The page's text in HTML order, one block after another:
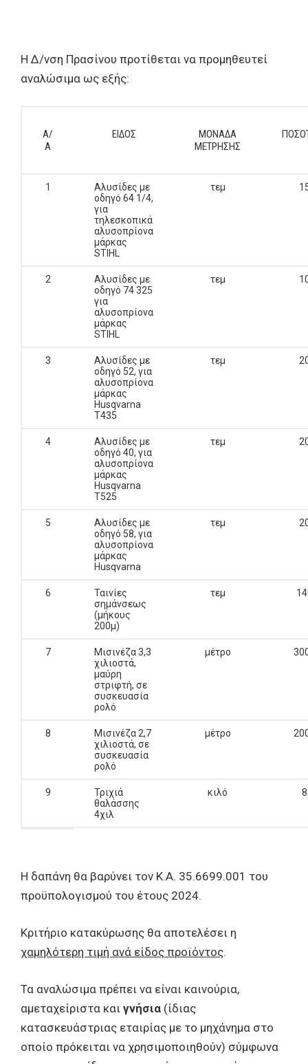
Η Δ/νση Πρασίνου προτίθεται να προμηθευτεί
αναλώσιμα ως εξής:
Α/
Α
ΕΙΔΟΣ
ΜΟΝΑΔΑ
ΜΕΤΡΗΣΗΣ
1
Αλυσίδες με
οδηγό 64 1/4,
για
τηλεσκοπικά
αλυσοπρίονα
μάρκας
STIHL
τεμ
2
Αλυσίδες με
οδηγό 74 325
για
αλυσοπρίονα
μάρκας
STIHL
τεμ
3
Αλυσίδες με
οδηγό 52, για
αλυσοπρίονα
μάρκας
Husqvarna
Τ435
τεμ
4
Αλυσίδες με
οδηγό 40, για
αλυσοπρίονα
μάρκας
Husqvarna
Τ525
τεμ
5
Αλυσίδες με
οδηγό 58, για
αλυσοπρίονα
μάρκας
Husqvarna
τεμ
6
Ταινίες
σημάνσεως
(μήκους
200μ)
τεμ
7
Μισινέζα 3,3
χιλιοστά,
μαύρη
στριφτή, σε
συσκευασία
ρολό
μέτρο
8
Μισινέζα 2,7
χιλιοστά, σε
συσκευασία
ρολό
μέτρο
9
Τριχιά
θαλάσσης
4χιλ
κιλό 8
Η δαπάνη θα βαρύνει τον Κ.Α. 35.6699.001 του
προϋπολογισμού του έτους 2024.
Κριτήριο κατακύρωσης θα αποτελέσει η
χαμηλότερη τιμή ανά είδος προϊόντος.
Τα αναλώσιμα πρέπει να είναι καινούρια,
αμεταχείριστα και γνήσια (ίδιας
κατασκευάστριας εταιρίας με το μηχάνημα στο
οποίο πρόκειται να χρησιμοποιηθούν) σύμφωνα